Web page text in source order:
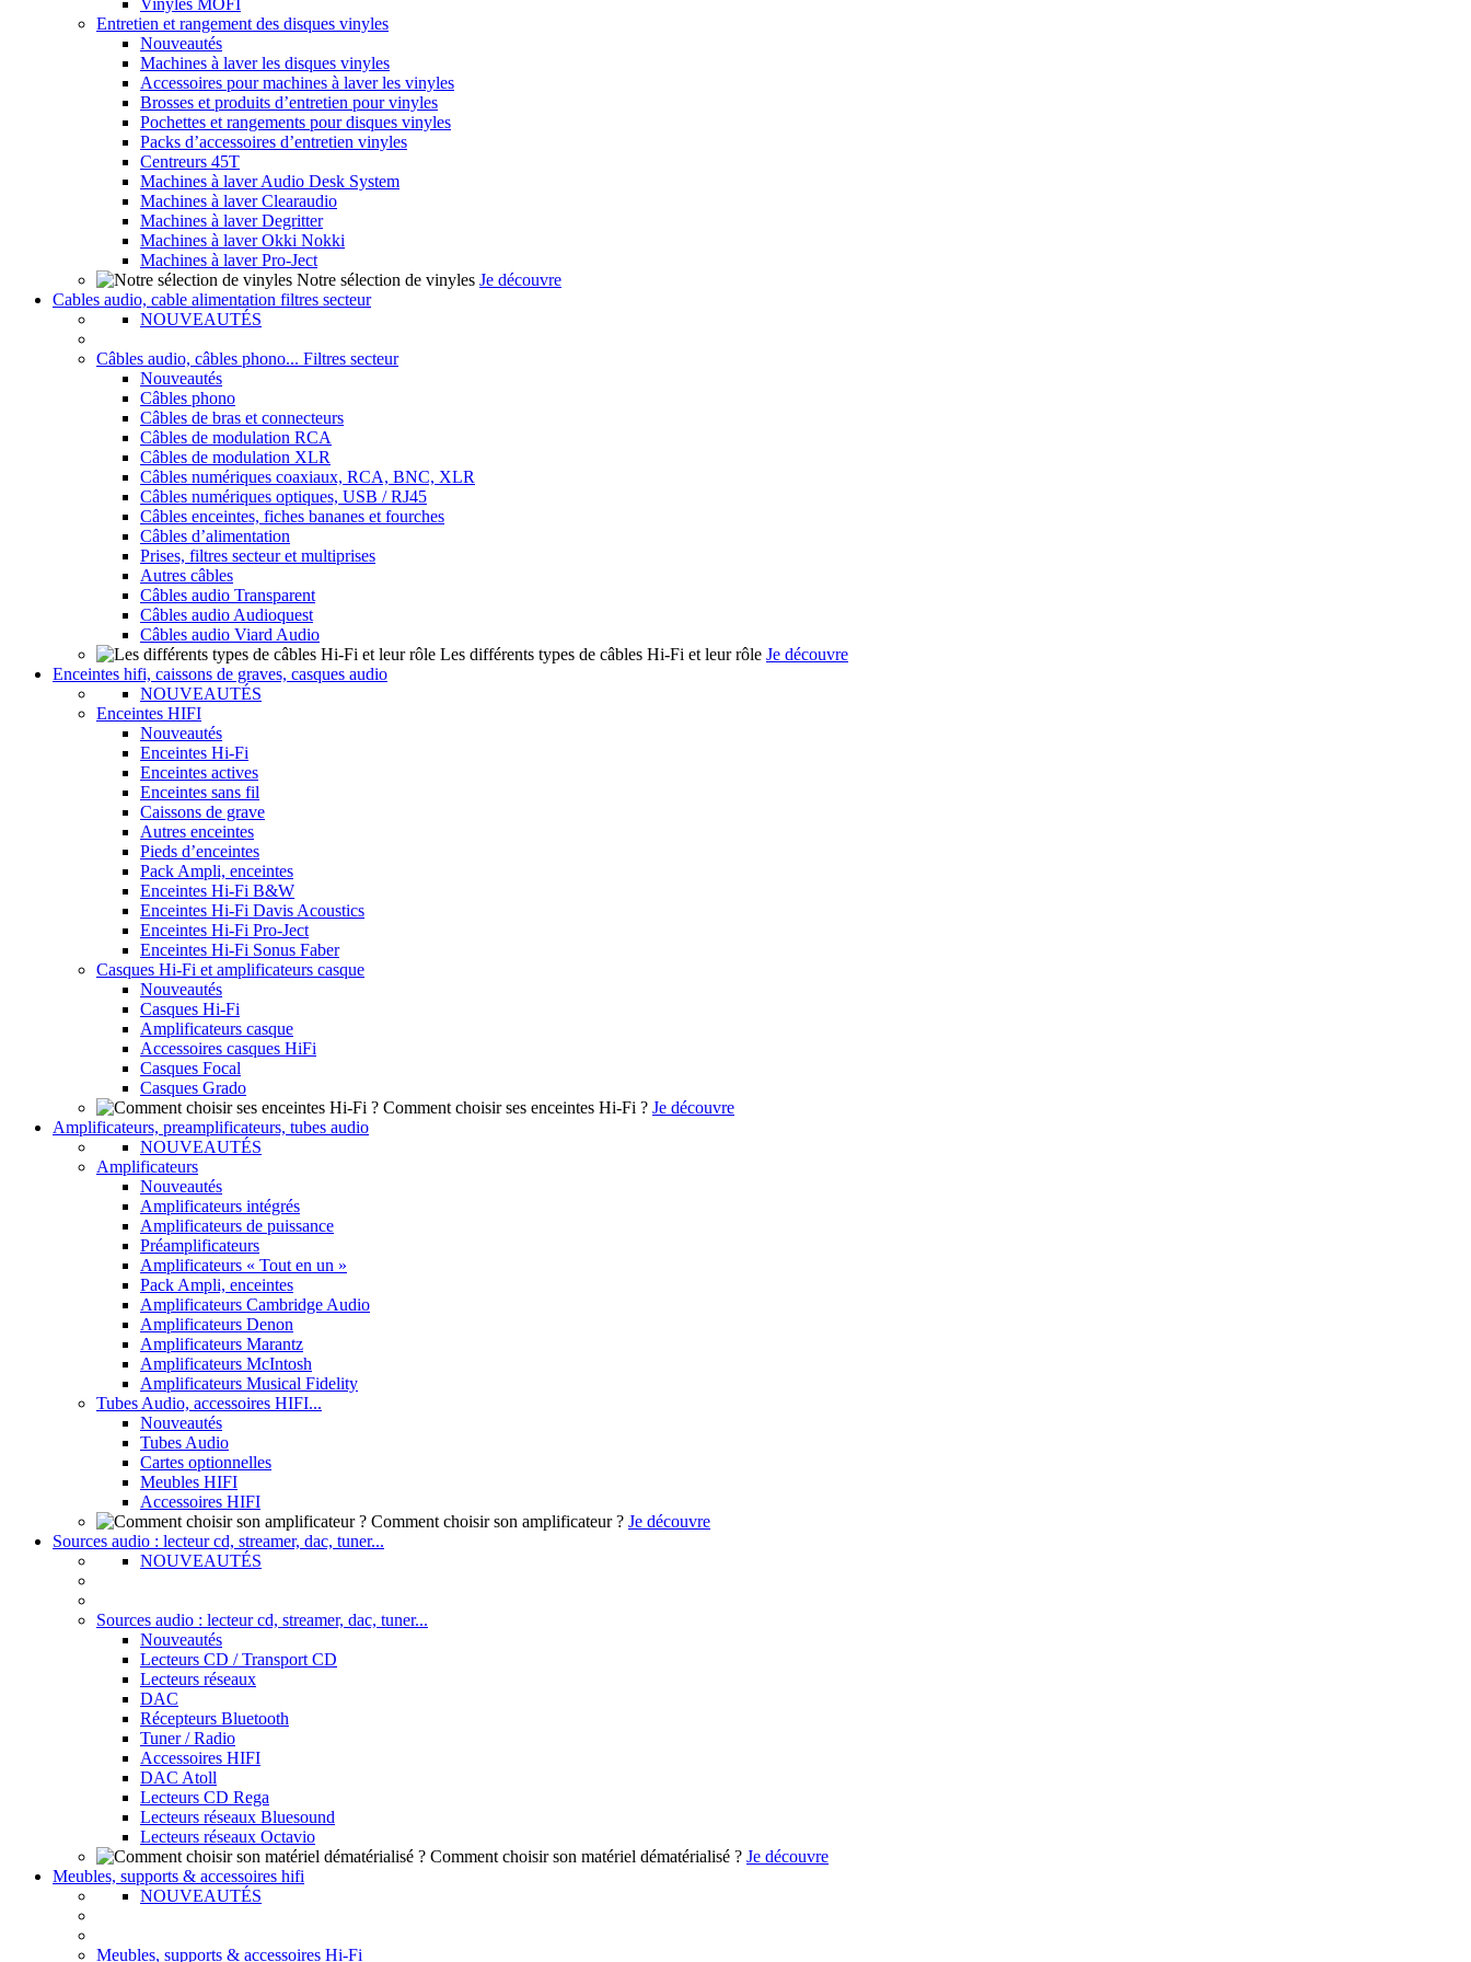
Vinyles MOFI
Entretien et rangement des disques vinyles
Nouveautés
Machines à laver les disques vinyles
Accessoires pour machines à laver les vinyles
Brosses et produits d’entretien pour vinyles
Pochettes et rangements pour disques vinyles
Packs d’accessoires d’entretien vinyles
Centreurs 45T
Machines à laver Audio Desk System
Machines à laver Clearaudio
Machines à laver Degritter
Machines à laver Okki Nokki
Machines à laver Pro-Ject
Notre sélection de vinyles Je découvre
Cables audio, cable alimentation filtres secteur
NOUVEAUTÉS
Câbles audio, câbles phono... Filtres secteur
Nouveautés
Câbles phono
Câbles de bras et connecteurs
Câbles de modulation RCA
Câbles de modulation XLR
Câbles numériques coaxiaux, RCA, BNC, XLR
Câbles numériques optiques, USB / RJ45
Câbles enceintes, fiches bananes et fourches
Câbles d’alimentation
Prises, filtres secteur et multiprises
Autres câbles
Câbles audio Transparent
Câbles audio Audioquest
Câbles audio Viard Audio
Les différents types de câbles Hi-Fi et leur rôle Je découvre
Enceintes hifi, caissons de graves, casques audio
NOUVEAUTÉS
Enceintes HIFI
Nouveautés
Enceintes Hi-Fi
Enceintes actives
Enceintes sans fil
Caissons de grave
Autres enceintes
Pieds d’enceintes
Pack Ampli, enceintes
Enceintes Hi-Fi B&W
Enceintes Hi-Fi Davis Acoustics
Enceintes Hi-Fi Pro-Ject
Enceintes Hi-Fi Sonus Faber
Casques Hi-Fi et amplificateurs casque
Nouveautés
Casques Hi-Fi
Amplificateurs casque
Accessoires casques HiFi
Casques Focal
Casques Grado
Comment choisir ses enceintes Hi-Fi ? Je découvre
Amplificateurs, preamplificateurs, tubes audio
NOUVEAUTÉS
Amplificateurs
Nouveautés
Amplificateurs intégrés
Amplificateurs de puissance
Préamplificateurs
Amplificateurs « Tout en un »
Pack Ampli, enceintes
Amplificateurs Cambridge Audio
Amplificateurs Denon
Amplificateurs Marantz
Amplificateurs McIntosh
Amplificateurs Musical Fidelity
Tubes Audio, accessoires HIFI...
Nouveautés
Tubes Audio
Cartes optionnelles
Meubles HIFI
Accessoires HIFI
Comment choisir son amplificateur ? Je découvre
Sources audio : lecteur cd, streamer, dac, tuner...
NOUVEAUTÉS
Sources audio : lecteur cd, streamer, dac, tuner...
Nouveautés
Lecteurs CD / Transport CD
Lecteurs réseaux
DAC
Récepteurs Bluetooth
Tuner / Radio
Accessoires HIFI
DAC Atoll
Lecteurs CD Rega
Lecteurs réseaux Bluesound
Lecteurs réseaux Octavio
Comment choisir son matériel dématérialisé ? Je découvre
Meubles, supports & accessoires hifi
NOUVEAUTÉS
Meubles, supports & accessoires Hi-Fi